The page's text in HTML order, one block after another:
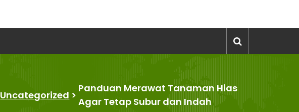
Uncategorized >
Panduan Merawat Tanaman Hias
Agar Tetap Subur dan Indah